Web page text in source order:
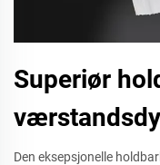
Superiør
Den eksepsjonelle